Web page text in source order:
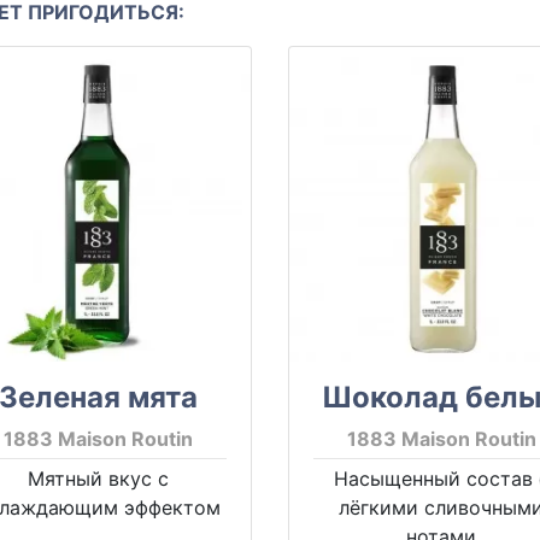
ПРИГОДИТЬСЯ:
мята
1883 Maison Routin
Мятный вкус с
эффектом
Шоколад
1883 Maison Routin
Насыщенный состав
лёгкими